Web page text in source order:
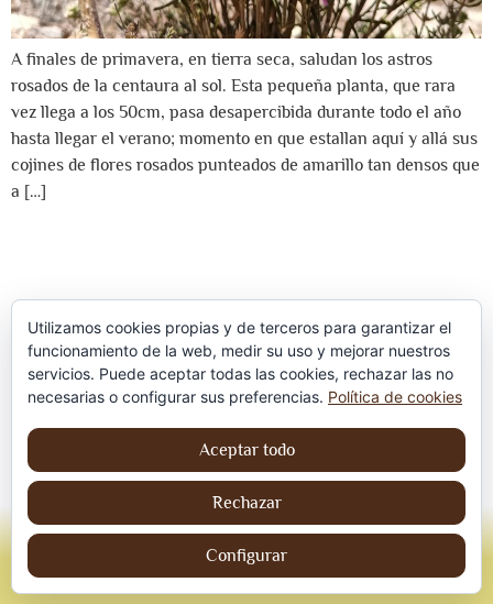
A finales de primavera, en tierra seca, saludan los astros
rosados de la centaura al sol. Esta pequeña planta, que rara
vez llega a los 50cm, pasa desapercibida durante todo el año
hasta llegar el verano; momento en que estallan aquí y allá sus
cojines de flores rosados punteados de amarillo tan densos que
a […]
Política de privacidad
Aviso Legal
Política de cookies
© Jordi contreraS – Todos los derechos
reservados
Utilizamos cookies propias y de terceros para garantizar el
funcionamiento de la web, medir su uso y mejorar nuestros
servicios. Puede aceptar todas las cookies, rechazar las no
necesarias o configurar sus preferencias. Política de cookies
Aceptar todo
Rechazar
Configurar